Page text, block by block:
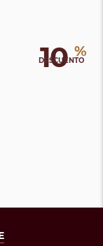
10 %
DESCUENTO